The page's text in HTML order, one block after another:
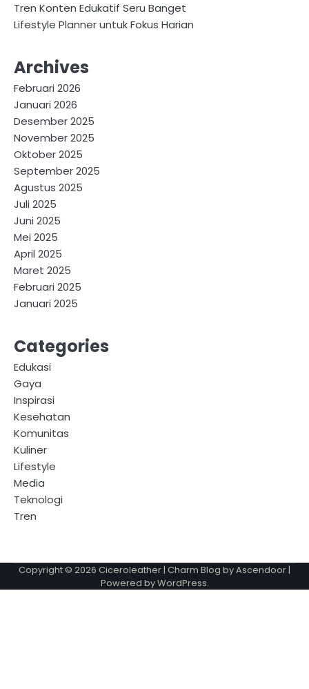
Tren Konten Edukatif Seru Banget
Lifestyle Planner untuk Fokus Harian
Archives
Februari 2026
Januari 2026
Desember 2025
November 2025
Oktober 2025
September 2025
Agustus 2025
Juli 2025
Juni 2025
Mei 2025
April 2025
Maret 2025
Februari 2025
Januari 2025
Categories
Edukasi
Gaya
Inspirasi
Kesehatan
Komunitas
Kuliner
Lifestyle
Media
Teknologi
Tren
Copyright © 2026 Ciceroleather | Charm Blog byAscendoor |
Powered byWordPress.